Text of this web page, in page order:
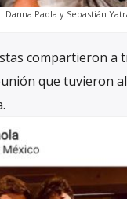
Danna Paola y Sebastián
compartieron a
que tuvieron